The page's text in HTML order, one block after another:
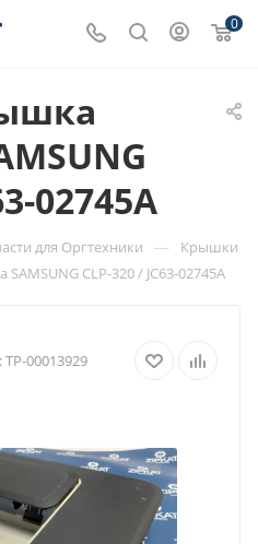
0
02745A
для Оргтехники — Крышки
CLP-320 / JC63-02745A
ТР-00013929